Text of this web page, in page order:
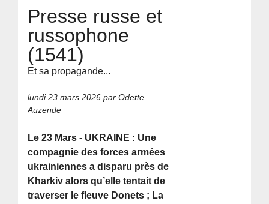
Presse russe et
russophone
(1541)
Et sa propagande...
lundi 23 mars 2026 par Odette
Auzende
Le 23 Mars - UKRAINE : Une
compagnie des forces armées
ukrainiennes a disparu près de
Kharkiv alors qu’elle tentait de
traverser le fleuve Donets ; La